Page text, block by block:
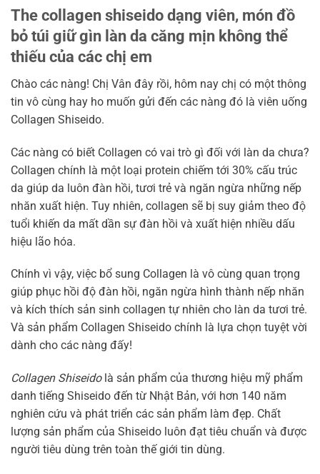
The collagen shiseido dạng viên, món đồ
bỏ túi giữ gìn làn da căng mịn không thể
thiếu của các chị em
Chào các nàng! Chị Vân đây rồi, hôm nay chị có một thông
tin vô cùng hay ho muốn gửi đến các nàng đó là viên uống
Collagen Shiseido.
Các nàng có biết Collagen có vai trò gì đối với làn da chưa?
Collagen chính là một loại protein chiếm tới 30% cấu trúc
da giúp da luôn đàn hồi, tươi trẻ và ngăn ngừa những nếp
nhăn xuất hiện. Tuy nhiên, collagen sẽ bị suy giảm theo độ
tuổi khiến da mất dần sự đàn hồi và xuất hiện nhiều dấu
hiệu lão hóa.
Chính vì vậy, việc bổ sung Collagen là vô cùng quan trọng
giúp phục hồi độ đàn hồi, ngăn ngừa hình thành nếp nhăn
và kích thích sản sinh collagen tự nhiên cho làn da tươi trẻ.
Và sản phẩm Collagen Shiseido chính là lựa chọn tuyệt vời
dành cho các nàng đấy!
Collagen Shiseidolà sản phẩm của thương hiệu mỹ phẩm
danh tiếng Shiseido đến từ Nhật Bản, với hơn 140 năm
nghiên cứu và phát triển các sản phẩm làm đẹp. Chất
lượng sản phẩm của Shiseido luôn đạt tiêu chuẩn và được
người tiêu dùng trên toàn thế giới tin dùng.